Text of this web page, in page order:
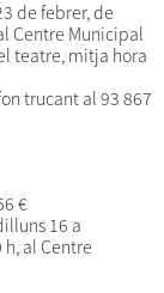
de febrer, de
Centre Municipal
teatre, mitja hora
trucant al 93 867
€
16 a
al Centre